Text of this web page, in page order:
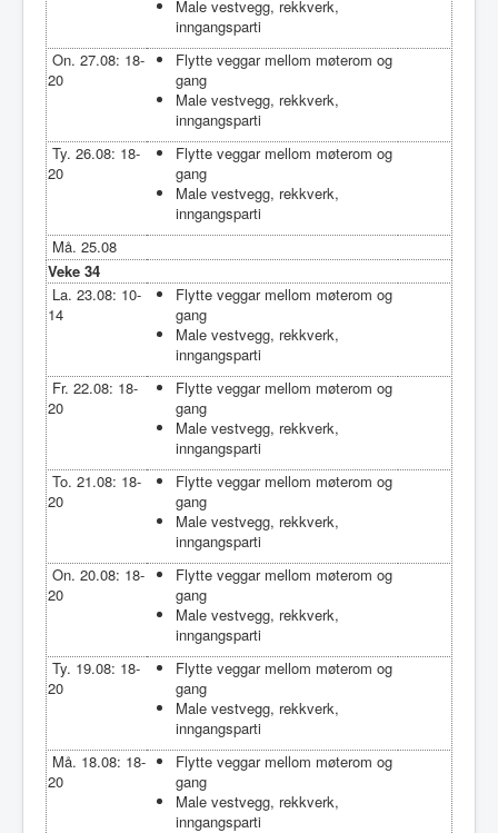
Male vestvegg, rekkverk,
inngangsparti
On. 27.08: 18-
20
Flytte veggar mellom møterom og
gang
Male vestvegg, rekkverk,
inngangsparti
Ty. 26.08: 18-
20
Flytte veggar mellom møterom og
gang
Male vestvegg, rekkverk,
inngangsparti
Må. 25.08
Veke 34
La. 23.08: 10-
14
Flytte veggar mellom møterom og
gang
Male vestvegg, rekkverk,
inngangsparti
Fr. 22.08: 18-
20
Flytte veggar mellom møterom og
gang
Male vestvegg, rekkverk,
inngangsparti
To. 21.08: 18-
20
Flytte veggar mellom møterom og
gang
Male vestvegg, rekkverk,
inngangsparti
On. 20.08: 18-
20
Flytte veggar mellom møterom og
gang
Male vestvegg, rekkverk,
inngangsparti
Ty. 19.08: 18-
20
Flytte veggar mellom møterom og
gang
Male vestvegg, rekkverk,
inngangsparti
Må. 18.08: 18-
20
Flytte veggar mellom møterom og
gang
Male vestvegg, rekkverk,
inngangsparti